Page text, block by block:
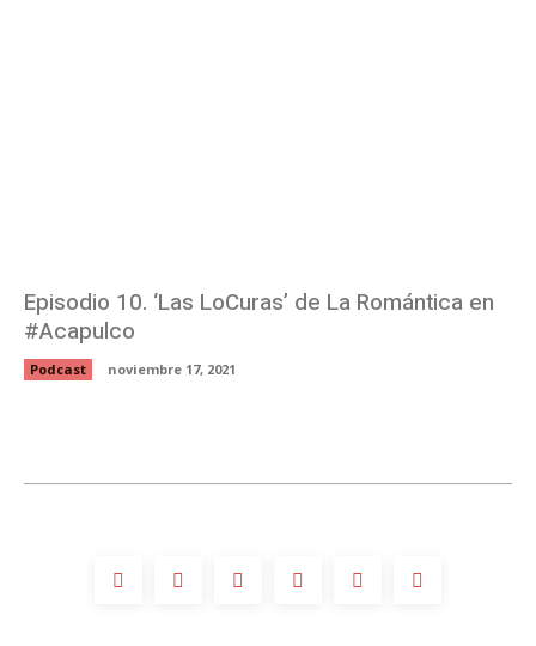
Episodio 10. ‘Las LoCuras’ de La Romántica en
#Acapulco
Podcast noviembre 17, 2021